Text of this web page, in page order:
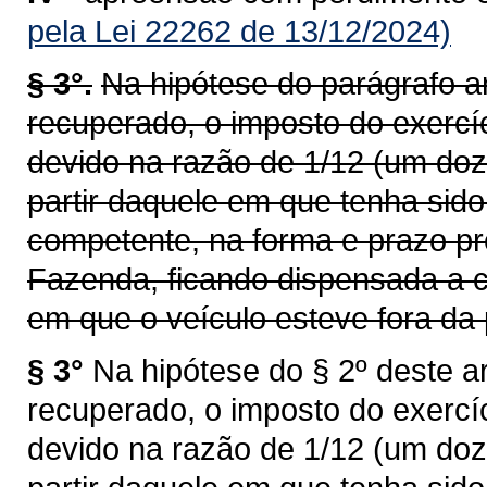
pela Lei 22262 de 13/12/2024)
§ 3°. Na hipótese do parágrafo
recuperado, o imposto do
devido na razão de 1/12 (um
partir daquele em que tenha
competente, na forma e prazo
Fazenda, ficando dispensada a
em que o veículo esteve fora
§ 3° Na hipótese do § 2º deste
recuperado, o imposto do
devido na razão de 1/12 (um